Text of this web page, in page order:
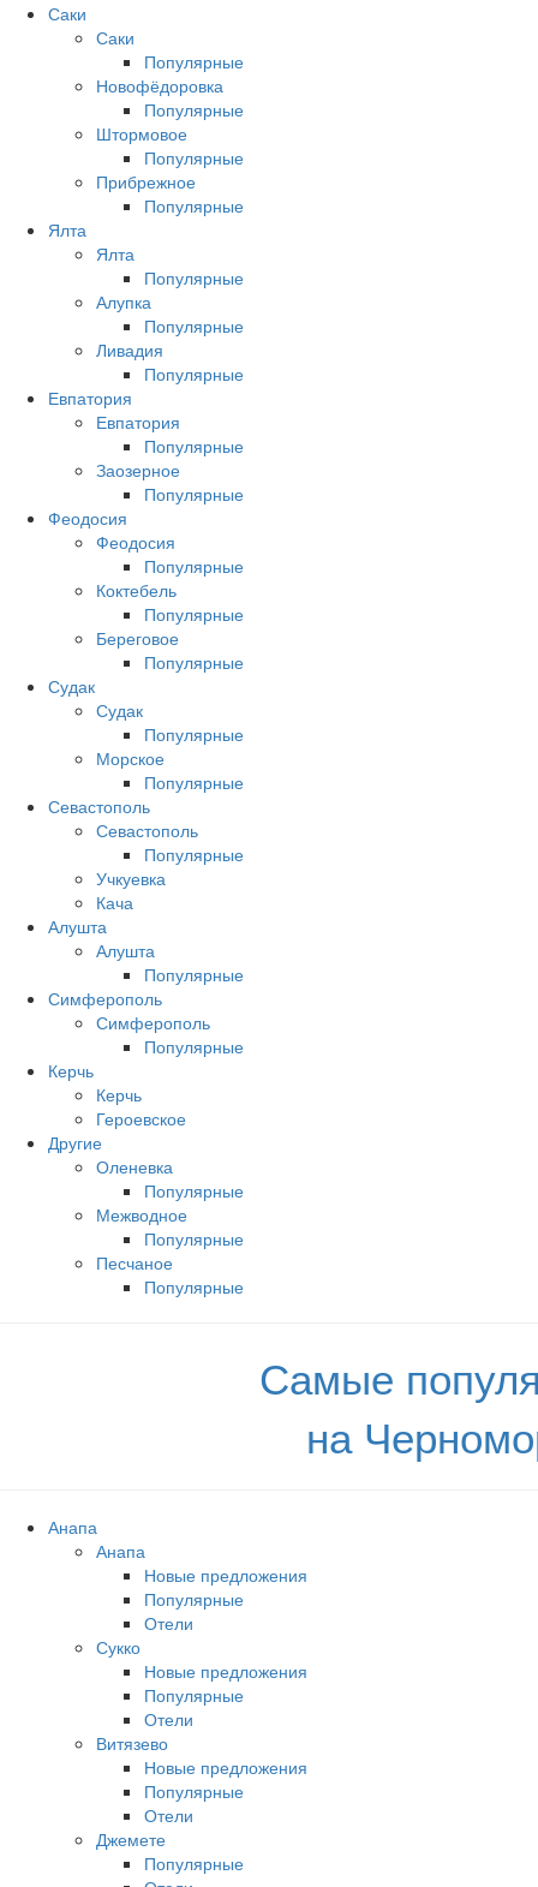
Саки
Саки
Популярные
Новофёдоровка
Популярные
Штормовое
Популярные
Прибрежное
Популярные
Ялта
Ялта
Популярные
Алупка
Популярные
Ливадия
Популярные
Евпатория
Евпатория
Популярные
Заозерное
Популярные
Феодосия
Феодосия
Популярные
Коктебель
Популярные
Береговое
Популярные
Судак
Судак
Популярные
Морское
Популярные
Севастополь
Севастополь
Популярные
Учкуевка
Кача
Алушта
Алушта
Популярные
Симферополь
Симферополь
Популярные
Керчь
Керчь
Героевское
Другие
Оленевка
Популярные
Межводное
Популярные
Песчаное
Популярные
Самые
на
Анапа
Анапа
Новые предложения
Популярные
Отели
Сукко
Новые предложения
Популярные
Отели
Витязево
Новые предложения
Популярные
Отели
Джемете
Популярные